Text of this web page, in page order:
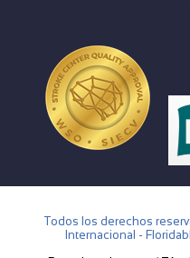
Todos los derechos
Internacional -